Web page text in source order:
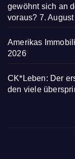
gewöhnt sich an
voraus? 7.
Amerikas
2026
CK*Leben: Der
den viele